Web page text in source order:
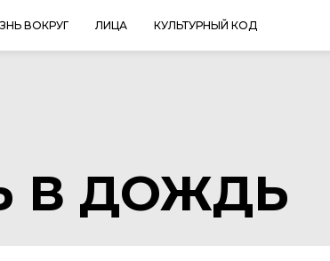
ВОКРУГ ЛИЦА КУЛЬТУРНЫЙ КОД
В ДОЖДЬ